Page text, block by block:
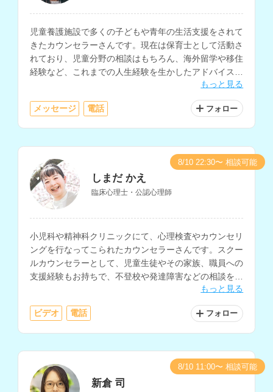
児童養護施設で多くの子どもや青年の生活支援をされて
きたカウンセラーさんです。現在は保育士として活動さ
れており、児童分野の相談はもちろん、海外留学や移住
経験など、これまでの人生経験を生かしたアドバイスも
可能です。ファイナンシャルプランナーの資格をお持ち
で、お金に関する相談もしていただけます。
もっと見る
メッセージ 電話 フォロー
しまだ かえ
臨床心理士・公認心理師
小児科や精神科クリニックにて、心理検査やカウンセリ
ングを行なってこられたカウンセラーさんです。スクー
ルカウンセラーとして、児童生徒やその家族、職員への
支援経験もお持ちで、不登校や発達障害などの相談を得
もっと見る
ビデオ 電話 フォロー
8/10 22:30〜 相談可能
新倉 司
8/10 11:00〜 相談可能